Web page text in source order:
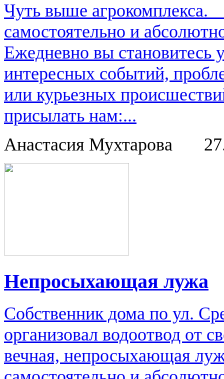
Чуть выше
самостоятельно и
Ежедневно вы становитесь
интересных событий,
или курьезных
присылать нам:...
Анастасия Мухтарова
Непросыхающая лужа
Собственник дома по ул.
организовал водоотвод от
вечная, непросыхающая